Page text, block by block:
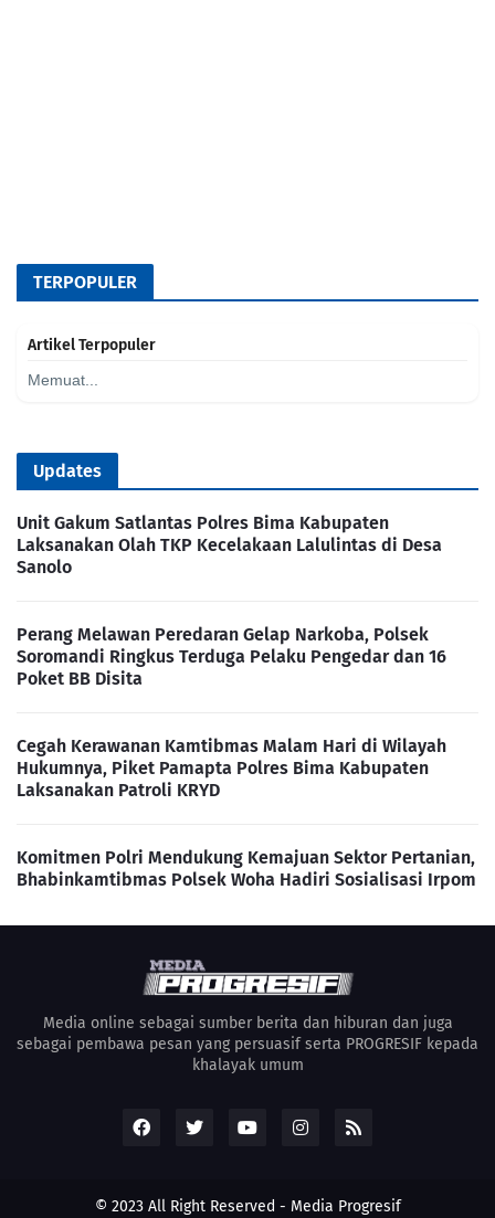
TERPOPULER
Artikel Terpopuler
Memuat...
Updates
Unit Gakum Satlantas Polres Bima Kabupaten
Laksanakan Olah TKP Kecelakaan Lalulintas di Desa
Sanolo
Perang Melawan Peredaran Gelap Narkoba, Polsek
Soromandi Ringkus Terduga Pelaku Pengedar dan 16
Poket BB Disita
Cegah Kerawanan Kamtibmas Malam Hari di Wilayah
Hukumnya, Piket Pamapta Polres Bima Kabupaten
Laksanakan Patroli KRYD
Komitmen Polri Mendukung Kemajuan Sektor Pertanian,
Bhabinkamtibmas Polsek Woha Hadiri Sosialisasi Irpom
Media online sebagai sumber berita dan hiburan dan juga
sebagai pembawa pesan yang persuasif serta PROGRESIF kepada
khalayak umum
© 2023 All Right Reserved - Media Progresif